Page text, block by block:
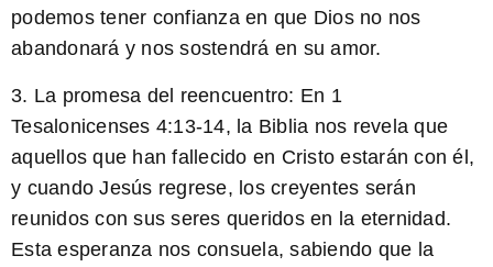
podemos tener confianza en que Dios no nos
abandonará y nos sostendrá en su amor.
3. La promesa del reencuentro: En 1
Tesalonicenses 4:13-14, la Biblia nos revela que
aquellos que han fallecido en Cristo estarán con él,
y cuando Jesús regrese, los creyentes serán
reunidos con sus seres queridos en la eternidad.
Esta esperanza nos consuela, sabiendo que la